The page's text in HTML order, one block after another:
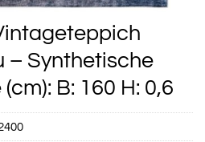
– Synthetische
B: 160 H: 0,6